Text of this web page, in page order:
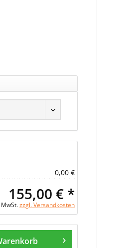
0,00 €
155,00 € *
zzgl. Versandkosten